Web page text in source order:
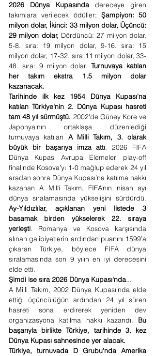
2026 Dünya Kupasında dereceye giren
takımlara verilecek ödüller; Şampiyon: 50
milyon dolar, İkinci: 33 milyon dolar, Üçüncü:
29 milyon dolar, Dördüncü: 27 milyon dolar,
5-8. sıra: 19 milyon dolar, 9-16. sıra: 15
milyon dolar, 17-32. sıra 11 milyon dolar, 33-
48. sıra: 9 milyon dolar. Turnuvaya katılan
her takım ekstra 1.5 milyon dolar
kazanacak.
Tarihinde ilk kez 1954 Dünya Kupası'na
katılan Türkiye'nin 2. Dünya Kupası hasreti
tam 48 yıl sürmüştü. 2002'de Güney Kore ve
Japonya'nın ortaklaşa düzenlediği
turnuvaya katılan A Milli Takım, 3. olarak
büyük bir başarıya imza attı. 2026 FIFA
Dünya Kupası Avrupa Elemeleri play-off
finalinde Kosova’yı 1-0 mağlup ederek 24 yıl
aradan sonra Dünya Kupası’na katılma hakkı
kazanan A Millî Takım, FIFA’nın nisan ayı
Ay-Yıldızlılar, açıklanan yeni listede 3
basamak birden yükselerek 22. sıraya
yerleşti. Romanya ve Kosova karşısında
alınan galibiyetlerin ardından puanını 1599’a
çıkaran Türkiye, böylece FIFA dünya
sıralamasında son 9 yılın en iyi derecesini
elde etti.
Şimdi ise sıra 2026 Dünya Kupası'nda...
A Milli Takım, 2002 Dünya Kupası’nda elde
ettiği üçüncülüğün ardından 24 yıl süren
hasreti sona erdirerek yeniden dev
organizasyona katılma hakkı kazandı. Bu
başarıyla birlikte Türkiye, tarihinde 3. kez
Dünya Kupası sahnesinde yer alacak.
Türkiye, turnuvada D Grubu’nda Amerika